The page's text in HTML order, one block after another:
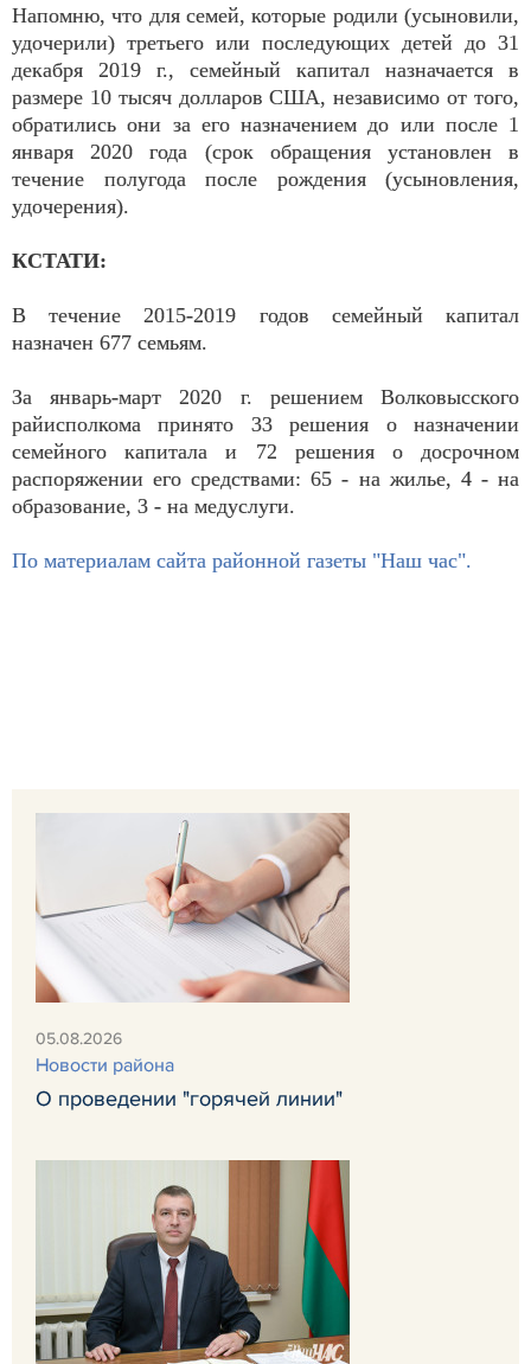
Напомню, что для семей, которые родили (усыновили,
удочерили) третьего или последующих детей до 31
декабря 2019 г., семейный капитал назначается в
размере 10 тысяч долларов США, независимо от того,
обратились они за его назначением до или после 1
января 2020 года (срок обращения установлен в
течение полугода после рождения (усыновления,
удочерения).
КСТАТИ:
В течение 2015-2019 годов семейный капитал
назначен 677 семьям.
За январь-март 2020 г. решением Волковысского
райисполкома принято 33 решения о назначении
семейного капитала и 72 решения о досрочном
распоряжении его средствами: 65 - на жилье, 4 - на
образование, 3 - на медуслуги.
По материалам сайта районной газеты "Наш час".
05.08.2026
Новости района
О проведении "горячей линии"